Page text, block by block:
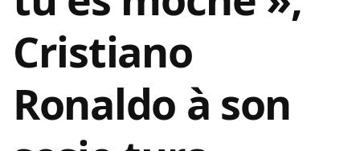
Cristiano
Ronaldo à son